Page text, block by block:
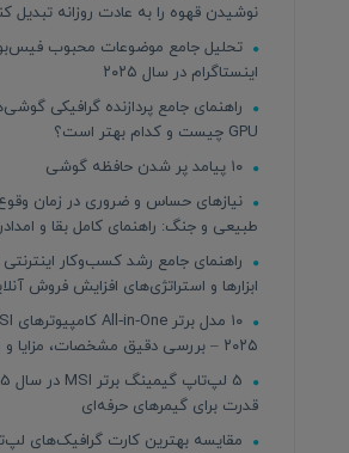
نوشیدن قهوه را به عادت روزانه تبدیل
تحلیل جامع موضوعات محبوب
اینستاگرام در سال ۲۰۲۵
راهنمای جامع پردازنده‌ گرافیکی
GPU چیست و کدام بهتر است؟
نیازهای حساس و ضروری در زمان
طبیعی و جنگ: راهنمای کامل بقا و
راهنمای جامع رشد کسب‌وکار
ابزارها و استراتژی‌های افزایش فروش
۲۰۲۵ – بررسی دقیق مشخصات، مزایا و معایب
قدرت برای گیمرهای حرفه‌ای
مقایسه بهترین کارت گرافیک‌های